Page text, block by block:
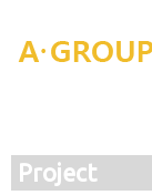
Project